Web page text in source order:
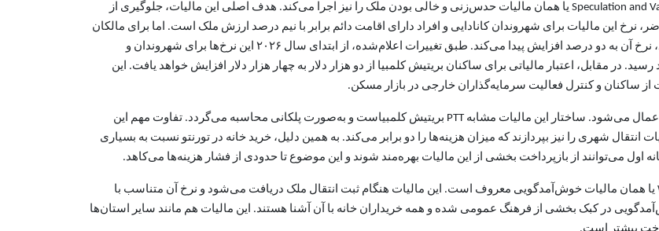
استان بریتیش کلمبیا علاوه بر PTT، مالیات دیگری به نام Speculation and Vacancy Tax یا همان مالیات حدس‌زنی و خالی بودن ملک را نیز اجرا می‌کند. هدف اصلی این مالیات، جلوگیری از
این مالیات برای شهروندان کانادایی و افراد دارای اقامت دائم برابر با نیم درصد ارزش ملک است. اما برای مالکان
خارجی یا کسانی که درآمد اصلی‌شان از خارج کانادا تأمین می‌شود، نرخ آن به دو درصد افزایش پیدا می‌کند. طبق تغییرات اعلام‌شده، از ابتدای سال ۲۰۲۶ این نرخ‌ها برای شهروندان و
در مقابل، اعتبار مالیاتی برای ساکنان بریتیش کلمبیا از دو هزار دلار به چهار هزار دلار افزایش خواهد یافت. این
ساکنان و کنترل فعالیت سرمایه‌گذاران خارجی در بازار مسکن.
در استان انتاریو نیز مالیات انتقال زمین یا Land Transfer Tax (LTT) اعمال می‌شود. ساختار این مالیات مشابه PTT بریتیش کلمبیاست و به‌صورت پلکانی محاسبه می‌گردد. تفاوت مهم این
انتقال شهری را نیز بپردازند که میزان هزینه‌ها را دو برابر می‌کند. به همین دلیل، خرید خانه در تورنتو نسبت به بسیاری
اول می‌توانند از بازپرداخت بخشی از این مالیات بهره‌مند شوند و این موضوع تا حدودی از فشار هزینه‌ها می‌کاهد.
استان کبک نیز قوانین مالیاتی خاص خود را دارد که به Welcome Tax یا همان مالیات خوش‌آمدگویی معروف است. این مالیات هنگام ثبت انتقال ملک دریافت می‌شود و نرخ آن متناسب با
در کبک بخشی از فرهنگ عمومی شده و همه خریداران خانه با آن آشنا هستند. این مالیات هم مانند سایر استان‌ها